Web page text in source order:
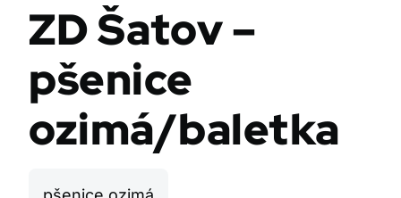
ZD Šatov –
pšenice
ozimá/baletka